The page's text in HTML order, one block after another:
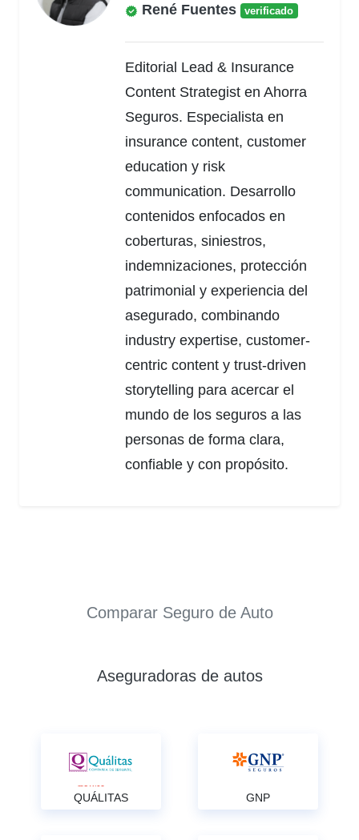
René Fuentes verificado
Editorial Lead & Insurance
Content Strategist en Ahorra
Seguros. Especialista en
insurance content, customer
education y risk
communication. Desarrollo
contenidos enfocados en
coberturas, siniestros,
indemnizaciones, protección
patrimonial y experiencia del
asegurado, combinando
industry expertise, customer-
centric content y trust-driven
storytelling para acercar el
mundo de los seguros a las
personas de forma clara,
confiable y con propósito.
Comparar Seguro de Auto
Aseguradoras de autos
QUÁLITAS GNP